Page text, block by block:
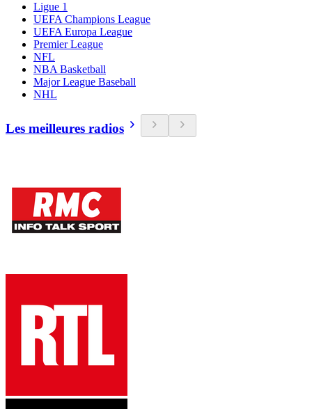
Ligue 1
UEFA Champions League
UEFA Europa League
Premier League
NFL
NBA Basketball
Major League Baseball
NHL
Les meilleures radios